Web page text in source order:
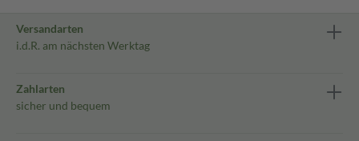
Versandarten
i.d.R. am nächsten Werktag
Zahlarten
sicher und bequem